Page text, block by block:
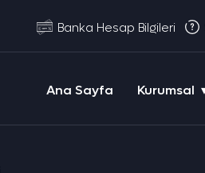
Banka Hesap Bilgileri
Ana Sayfa Kurumsal